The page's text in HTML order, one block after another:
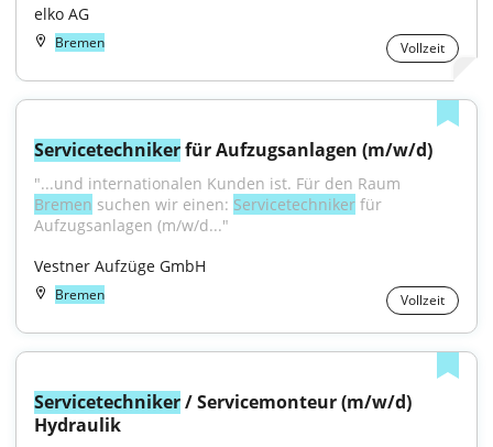
elko AG
Bremen Vollzeit
Servicetechniker für Aufzugsanlagen (m/w/d)
Bremen suchen wir einen: Servicetechniker für
Aufzugsanlagen (m/w/d..."
Vestner Aufzüge GmbH
Bremen Vollzeit
Servicetechniker / Servicemonteur (m/w/d)
Hydraulik